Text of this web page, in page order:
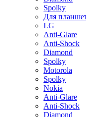
Spolky
Для
LG
Anti-Glare
Anti-Shock
Diamond
Spolky
Motorola
Spolky
Nokia
Anti-Glare
Anti-Shock
Diamond